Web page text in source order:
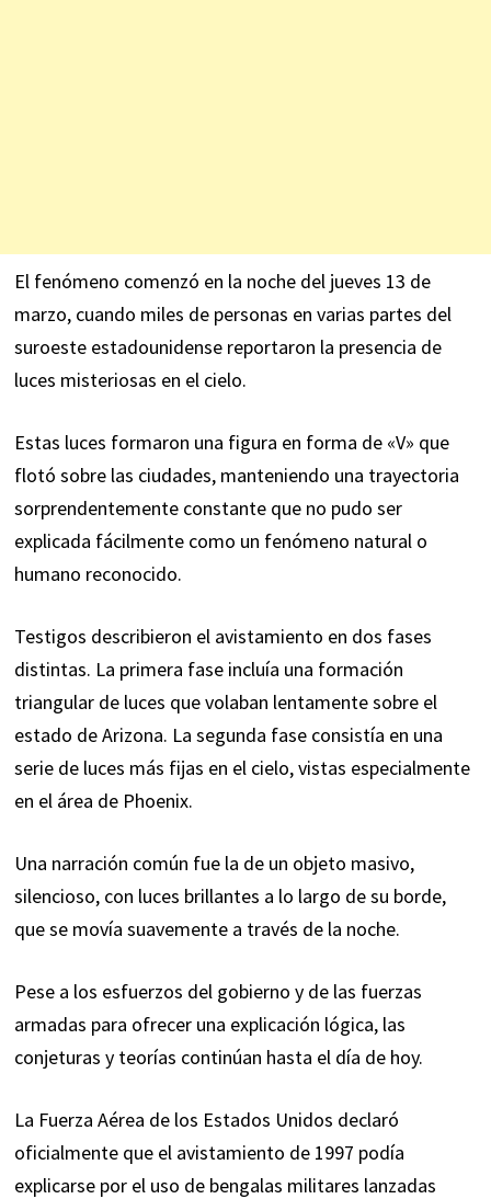
El fenómeno comenzó en la noche del jueves 13 de
marzo, cuando miles de personas en varias partes del
suroeste estadounidense reportaron la presencia de
luces misteriosas en el cielo.
Estas luces formaron una figura en forma de «V» que
flotó sobre las ciudades, manteniendo una trayectoria
sorprendentemente constante que no pudo ser
explicada fácilmente como un fenómeno natural o
humano reconocido.
Testigos describieron el avistamiento en dos fases
distintas. La primera fase incluía una formación
triangular de luces que volaban lentamente sobre el
estado de Arizona. La segunda fase consistía en una
serie de luces más fijas en el cielo, vistas especialmente
en el área de Phoenix.
Una narración común fue la de un objeto masivo,
silencioso, con luces brillantes a lo largo de su borde,
que se movía suavemente a través de la noche.
Pese a los esfuerzos del gobierno y de las fuerzas
armadas para ofrecer una explicación lógica, las
conjeturas y teorías continúan hasta el día de hoy.
La Fuerza Aérea de los Estados Unidos declaró
oficialmente que el avistamiento de 1997 podía
explicarse por el uso de bengalas militares lanzadas